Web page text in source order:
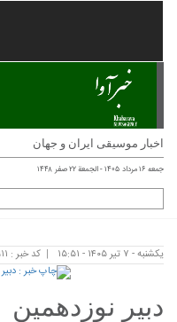
اخبار موسیقی ایران و جهان
جمعه ۱۶ مرداد ۱۴۰۵ - الجمعة ۲۲ صفر ۱۴۴۸
یکشنبه - ۷ تیر ۱۴۰۵ - ۱۵:۵۱ کد خبر : ۳۲۹۱۱
دبیر نوزدهمین